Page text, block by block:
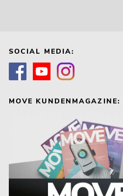
SOCIAL MEDIA:
MOVE KUNDENMAGAZINE: